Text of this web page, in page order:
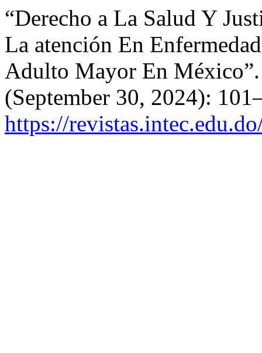
“Derecho a La Salud Y
La atención En
Adulto Mayor En
(September 30, 2024):
https://